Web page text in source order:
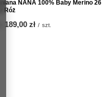
NANA 100% Baby Merino 26
Róż
bis
189,00 zł / szt.